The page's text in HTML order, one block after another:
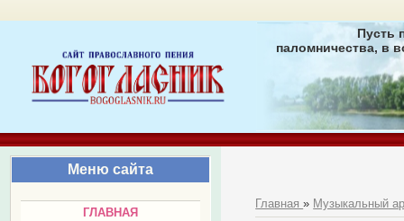
Пусть
паломничества, в
Меню сайта
ГЛАВНАЯ
Главная» Музыкальный